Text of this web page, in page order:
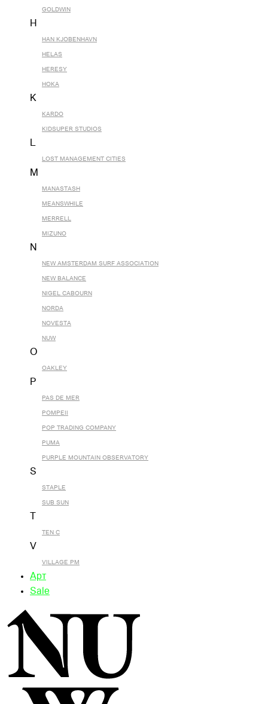
GOLDWIN
H
HAN KJOBENHAVN
HELAS
HERESY
HOKA
K
KARDO
KIDSUPER STUDIOS
L
LOST MANAGEMENT CITIES
M
MANASTASH
MEANSWHILE
MERRELL
MIZUNO
N
NEW AMSTERDAM SURF ASSOCIATION
NEW BALANCE
NIGEL CABOURN
NORDA
NOVESTA
NUW
O
OAKLEY
P
PAS DE MER
POMPEII
POP TRADING COMPANY
PUMA
PURPLE MOUNTAIN OBSERVATORY
S
STAPLE
SUB SUN
TEN C
V
VILLAGE PM
Арт
Sale